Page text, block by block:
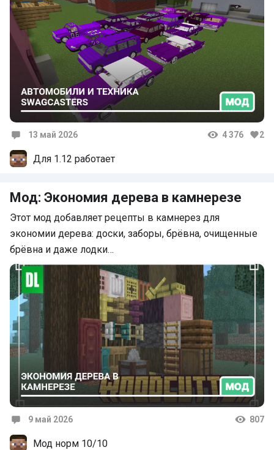
13 май 2026 4 376 2
Для 1.12 работает
Мод: Экономия дерева в камнерезе
Этот мод добавляет рецепты в камнерез для
экономии дерева: доски, заборы, брёвна, очищенные
брёвна и даже лодки…
9 май 2026 807
Мод норм 10/10